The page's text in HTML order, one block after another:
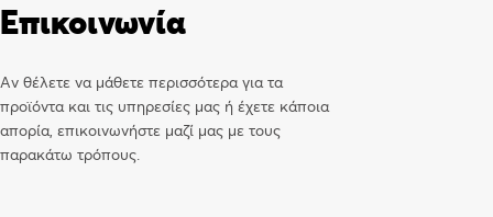
Επικοινωνία
Αν θέλετε να μάθετε περισσότερα για τα
προϊόντα και τις υπηρεσίες μας ή έχετε κάποια
απορία, επικοινωνήστε μαζί μας με τους
παρακάτω τρόπους.